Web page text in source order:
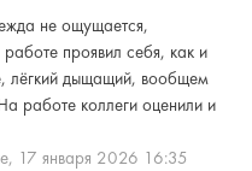
не ощущается,
проявил себя, как и
лёгкий дыщащий, вообщем
работе коллеги оценили и
17 января 2026 16:35